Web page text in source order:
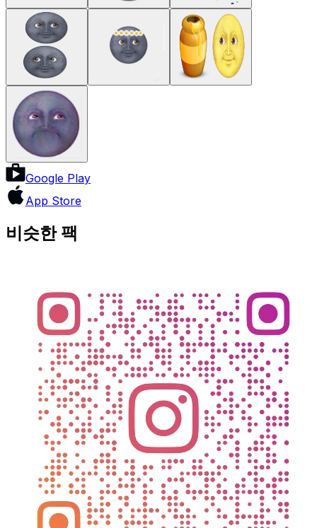
Google Play
App Store
비슷한 팩